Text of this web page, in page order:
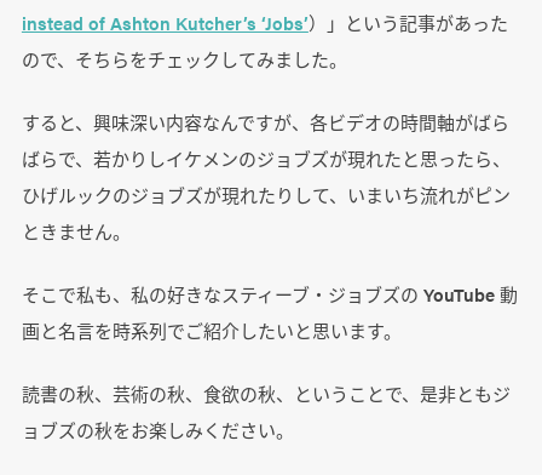
instead of Ashton Kutcher’s ‘Jobs’）」という記事があった
ので、そちらをチェックしてみました。
すると、興味深い内容なんですが、各ビデオの時間軸がばら
ばらで、若かりしイケメンのジョブズが現れたと思ったら、
ひげルックのジョブズが現れたりして、いまいち流れがピン
ときません。
そこで私も、私の好きなスティーブ・ジョブズの YouTube 動
画と名言を時系列でご紹介したいと思います。
読書の秋、芸術の秋、食欲の秋、ということで、是非ともジ
ョブズの秋をお楽しみください。